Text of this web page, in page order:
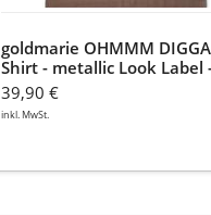
goldmarie OHMMM
Shirt - metallic Look Label
braun - Unisex
39,90 €
inkl. MwSt.